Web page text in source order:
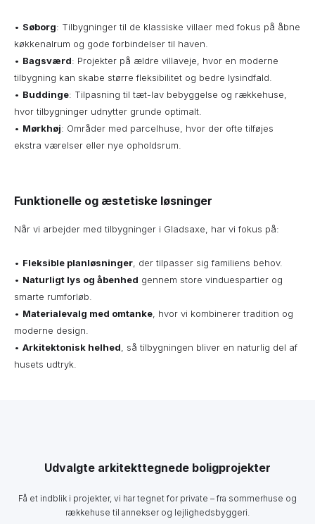
• Søborg: Tilbygninger til de klassiske villaer med fokus på åbne
køkkenalrum og gode forbindelser til haven.
• Bagsværd: Projekter på ældre villaveje, hvor en moderne
tilbygning kan skabe større fleksibilitet og bedre lysindfald.
• Buddinge: Tilpasning til tæt-lav bebyggelse og rækkehuse,
hvor tilbygninger udnytter grunde optimalt.
• Mørkhøj: Områder med parcelhuse, hvor der ofte tilføjes
ekstra værelser eller nye opholdsrum.
Funktionelle og æstetiske løsninger
Når vi arbejder med tilbygninger i Gladsaxe, har vi fokus på:
• Fleksible planløsninger, der tilpasser sig familiens behov.
• Naturligt lys og åbenhed gennem store vinduespartier og
smarte rumforløb.
• Materialevalg med omtanke, hvor vi kombinerer tradition og
moderne design.
• Arkitektonisk helhed, så tilbygningen bliver en naturlig del af
husets udtryk.
Udvalgte arkitekttegnede boligprojekter
Få et indblik i projekter, vi har tegnet for private – fra sommerhuse og
rækkehuse til annekser og lejlighedsbyggeri.